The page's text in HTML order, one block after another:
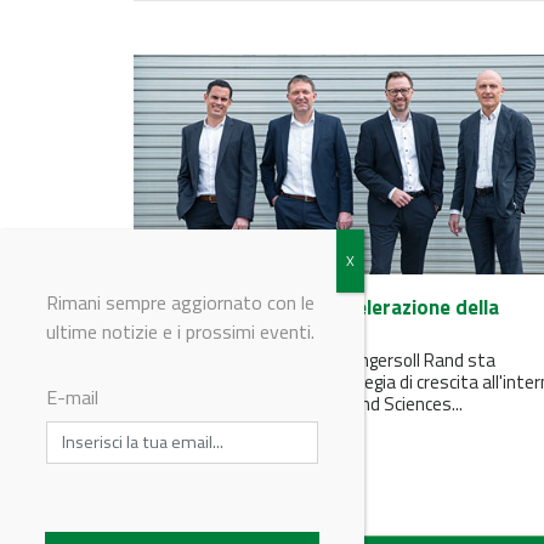
Seepex si prepara all'accelerazione della
crescita
Con l'acquisizione di Seepex, Ingersoll Rand sta
perseguendo una chiara strategia di crescita
del suo segmento Precision and Sciences...
Rimani sempre aggiornato con le
ultime notizie e i prossimi eventi.
E-mail